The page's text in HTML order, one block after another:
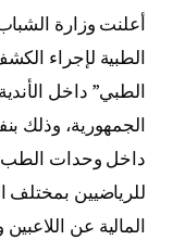
أعلنت وزارة
الطبية لإجراء
الطبي” داخل
الجمهورية، وذلك
داخل وحدات الطب
للرياضيين بمختلف
المالية عن اللاعبين